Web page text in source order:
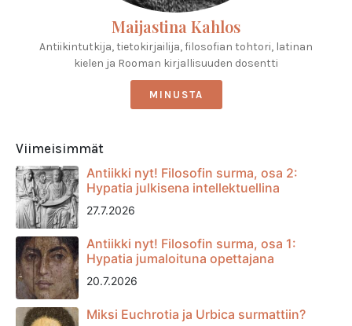
Maijastina Kahlos
Antiikintutkija, tietokirjailija, filosofian tohtori, latinan
kielen ja Rooman kirjallisuuden dosentti
MINUSTA
Viimeisimmät
Antiikki nyt! Filosofin surma, osa 2:
Hypatia julkisena intellektuellina
27.7.2026
Antiikki nyt! Filosofin surma, osa 1:
Hypatia jumaloituna opettajana
20.7.2026
Miksi Euchrotia ja Urbica surmattiin?